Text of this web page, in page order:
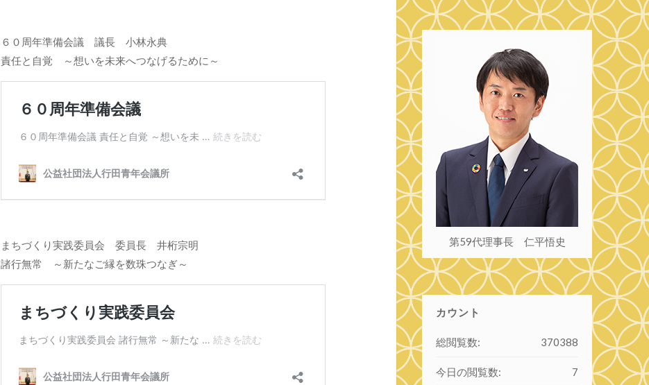
６０周年準備会議 議長 小林永典
責任と自覚 ～想いを未来へつなげるために～
まちづくり実践委員会 委員長 井桁宗明
諸行無常 ～新たなご縁を数珠つなぎ～
第59代理事長 仁平悟史
カウント
370388
総閲覧数:
7
今日の閲覧数: